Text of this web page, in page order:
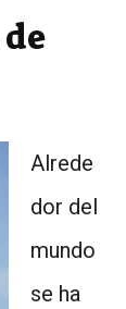
Alrede
dor del
mundo
se ha